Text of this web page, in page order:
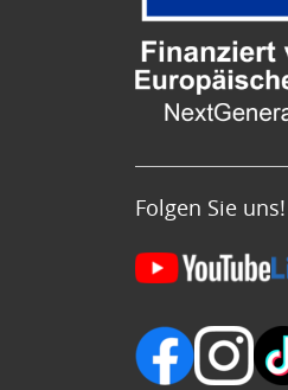
Folgen Sie uns!